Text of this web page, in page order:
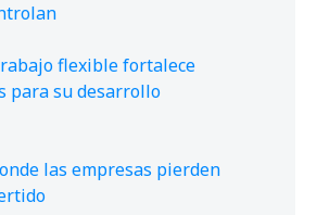
flexible fortalece
para su desarrollo
las empresas pierden